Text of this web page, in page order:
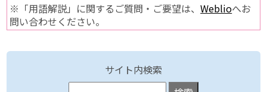
※「用語解説」に関するご質問・ご要望は、Weblioへお
問い合わせください。
サイト内検索